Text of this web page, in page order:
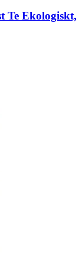
Te Ekologiskt,